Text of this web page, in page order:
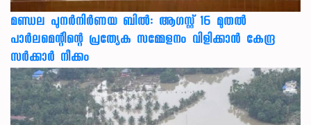
മണ്ഡല പുനർനിർണയ ബിൽ: ആഗസ്റ്റ് 16 മുതൽ
പാർലമെന്റിന്റെ പ്രത്യേക സമ്മേളനം വിളിക്കാൻ കേന്ദ്ര
സർക്കാർ നീക്കം